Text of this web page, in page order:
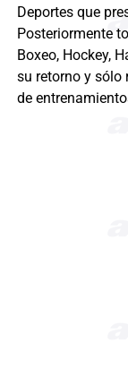
Deportes que
Posteriormente
Boxeo, Hockey,
su retorno y sólo
de